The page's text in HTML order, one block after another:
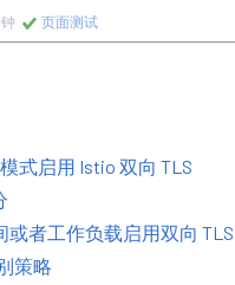
页面测试
式启用 Istio 双向 TLS
或者工作负载启用双向 TLS
策略